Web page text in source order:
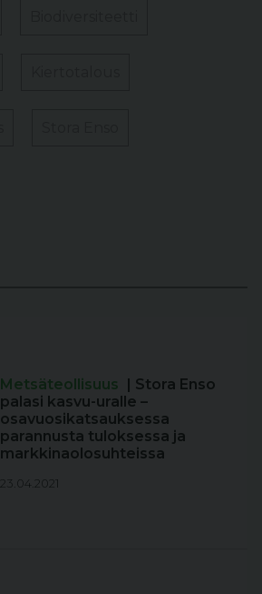
Metsäteollisuus | Stora Enso
palasi kasvu-uralle –
osavuosikatsauksessa
parannusta tuloksessa ja
markkinaolosuhteissa
23.04.2021